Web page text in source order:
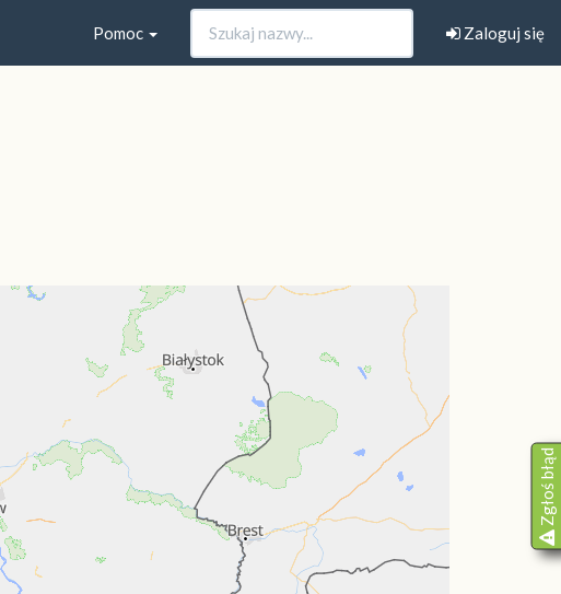
Zaloguj się
Pomoc
Zgłoś błąd